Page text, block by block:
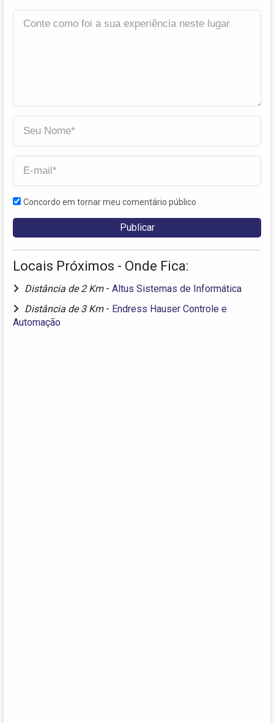
Concordo em tornar meu comentário público
Locais Próximos - Onde Fica:
Distância de 2 Km - Altus Sistemas de Informática
Distância de 3 Km - Endress Hauser Controle e
Automação